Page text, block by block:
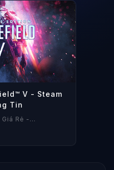
V - Steam
Tin
Rẻ -